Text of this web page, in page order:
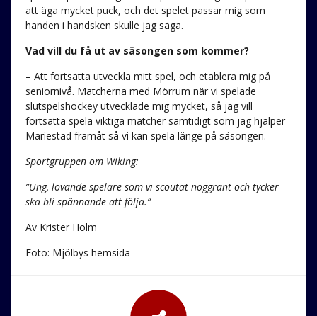
att äga mycket puck, och det spelet passar mig som
handen i handsken skulle jag säga.
Vad vill du få ut av säsongen som kommer?
– Att fortsätta utveckla mitt spel, och etablera mig på
seniornivå. Matcherna med Mörrum när vi spelade
slutspelshockey utvecklade mig mycket, så jag vill
fortsätta spela viktiga matcher samtidigt som jag hjälper
Mariestad framåt så vi kan spela länge på säsongen.
Sportgruppen om Wiking:
”Ung, lovande spelare som vi scoutat noggrant och tycker
ska bli spännande att följa.”
Av Krister Holm
Foto: Mjölbys hemsida